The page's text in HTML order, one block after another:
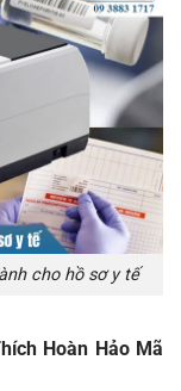
cho hồ sơ y tế
Hoàn Hảo Mã